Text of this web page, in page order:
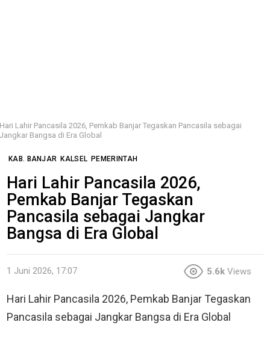
Hari Lahir Pancasila 2026, Pemkab Banjar Tegaskan Pancasila sebagai
Jangkar Bangsa di Era Global
KAB. BANJAR KALSEL PEMERINTAH
Hari Lahir Pancasila 2026,
Pemkab Banjar Tegaskan
Pancasila sebagai Jangkar
Bangsa di Era Global
1 Juni 2026, 17:07 5.6k Views
Hari Lahir Pancasila 2026, Pemkab Banjar Tegaskan
Pancasila sebagai Jangkar Bangsa di Era Global